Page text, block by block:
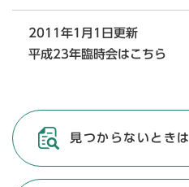
2011年1月1日更新
平成23年臨時会はこちら
見つからないときは